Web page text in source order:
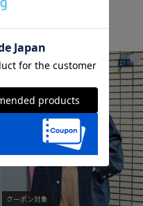
34,320
3
クーポン対象